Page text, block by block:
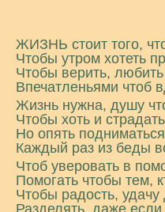
ЖИЗНЬ стоит того,
Чтобы утром хотеть
Чтобы верить,
Впечатленьями чтоб
Жизнь нужна, душу
Чтобы хоть и
Но опять
Каждый раз из беды
Чтоб уверовать в
Помогать чтобы тем,
Чтобы радость, удачу
Разделять, даже